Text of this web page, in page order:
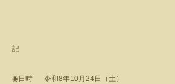
記
◉日時 令和8年10月 24日（土）